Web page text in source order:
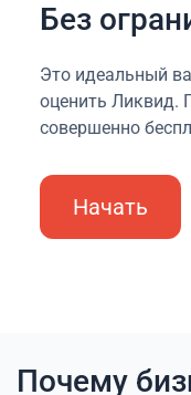
Без
Это идеальный
оценить Ликвид.
совершенно
Начать
Почему